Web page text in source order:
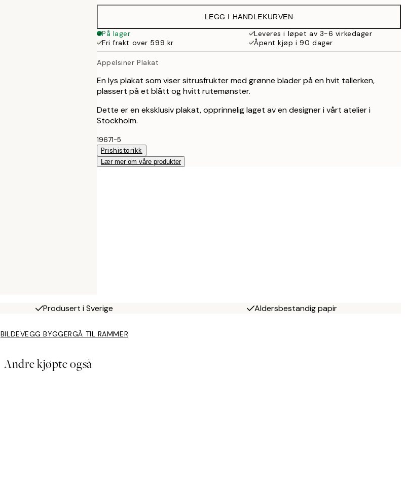
309 kr
399 kr
LEGG I HANDLEKURVEN
På lager
Leveres i løpet av 3-6 virkedager
Fri frakt over 599 kr
Åpent kjøp i 90 dager
Appelsiner Plakat
En lys plakat som viser sitrusfrukter med grønne blader på en hvit tallerken,
plassert på et blått og hvitt rutemønster.
Dette er en eksklusiv plakat, opprinnelig laget av en designer i vårt atelier i
Stockholm.
19671-5
Prishistorikk
Lær mer om våre produkter
Produsert i Sverige Aldersbestandig papir
BILDEVEGG BYGGERGÅ TIL RAMMER
Andre kjøpte også